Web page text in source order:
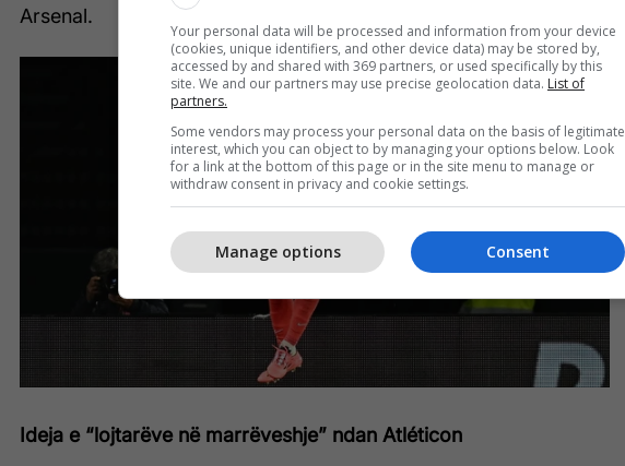
Arsenal.
Ideja e “lojtarëve në marrëveshje” ndan Atléticon
Your personal data will be processed and information from your device
(cookies, unique identifiers, and other device data) may be stored by,
accessed by and shared with 369 partners, or used specifically by this
site. We and our partners may use precise geolocation data. List of
partners.
Some vendors may process your personal data on the basis of legitimate
interest, which you can object to by managing your options below. Look
for a link at the bottom of this page or in the site menu to manage or
withdraw consent in privacy and cookie settings.
Consent
Manage options